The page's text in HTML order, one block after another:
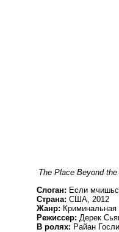
The Place Beyond
Слоган: Если
Страна: США, 2012
Жанр: Криминальная
Режиссер: Дерек
В ролях: Райан